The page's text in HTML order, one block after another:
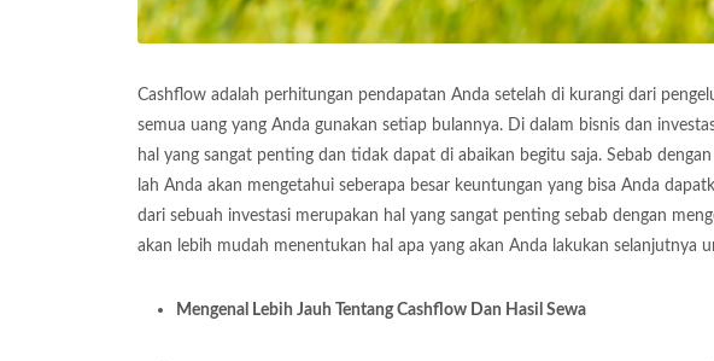
Cashflow adalah perhitungan pendapatan Anda setelah di kurangi dari
semua uang yang Anda gunakan setiap bulannya. Di dalam bisnis dan
hal yang sangat penting dan tidak dapat di abaikan begitu saja. Sebab
lah Anda akan mengetahui seberapa besar keuntungan yang bisa Anda
dari sebuah investasi merupakan hal yang sangat penting sebab dengan
akan lebih mudah menentukan hal apa yang akan Anda lakukan selanjutnya
Mengenal Lebih Jauh Tentang Cashflow Dan Hasil Sewa